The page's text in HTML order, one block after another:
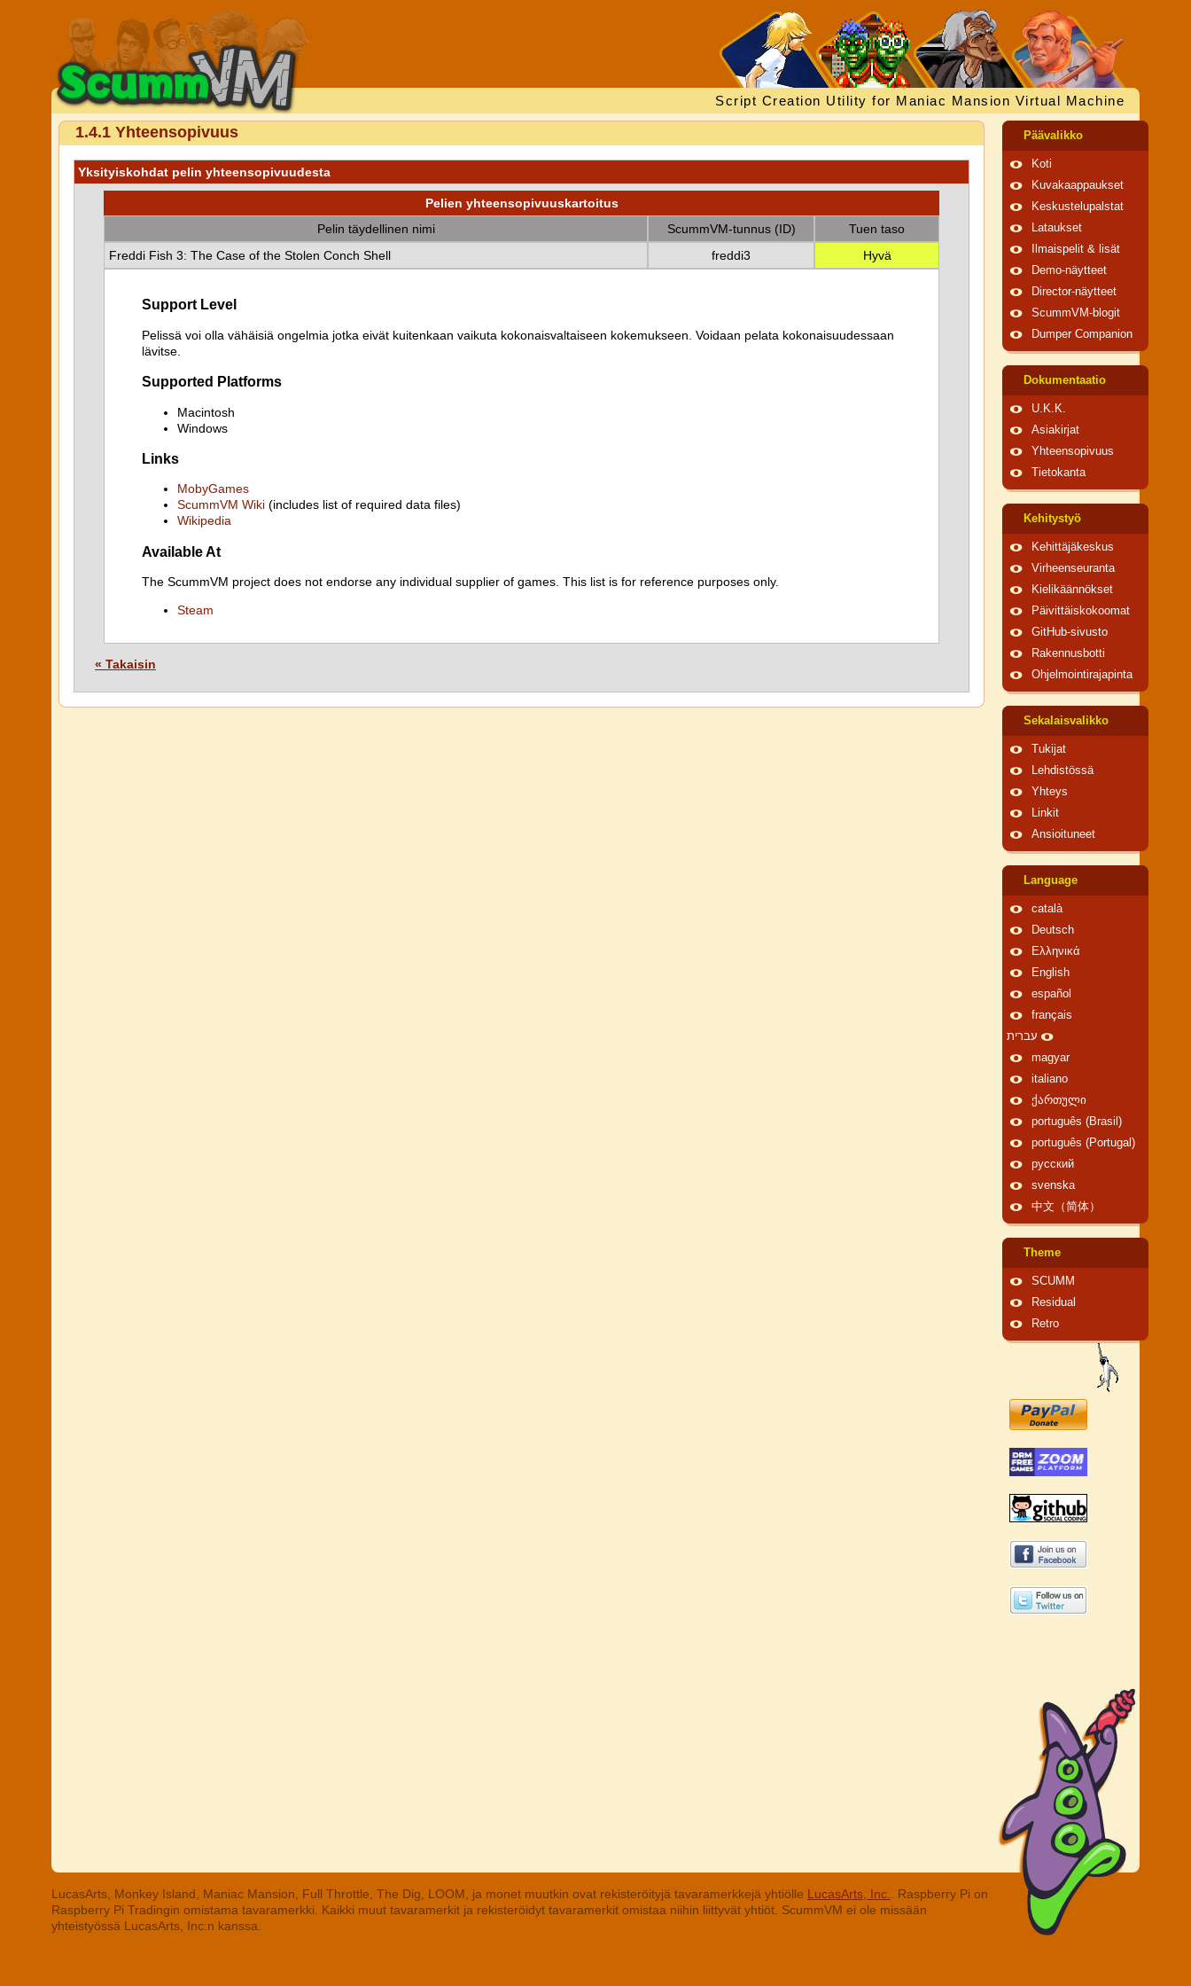
Script Creation Utility for Maniac Mansion Virtual Machine
1.4.1 Yhteensopivuus
Yksityiskohdat pelin yhteensopivuudesta
Pelien yhteensopivuuskartoitus
Pelin täydellinen nimi
ScummVM-tunnus (ID)
Tuen taso
Freddi Fish 3: The Case of the Stolen Conch Shell
freddi3 Hyvä
Support Level
Pelissä voi olla vähäisiä ongelmia jotka eivät kuitenkaan vaikuta kokonaisvaltaiseen kokemukseen. Voidaan pelata kokonaisuudessaan
lävitse.
Supported Platforms
Macintosh
Windows
Links
MobyGames
ScummVM Wiki (includes list of required data files)
Wikipedia
Available At
The ScummVM project does not endorse any individual supplier of games. This list is for reference purposes only.
Steam
« Takaisin
Päävalikko
Koti
Kuvakaappaukset
Keskustelupalstat
Lataukset
Ilmaispelit & lisät
Demo-näytteet
Director-näytteet
ScummVM-blogit
Dumper Companion
Dokumentaatio
U.K.K.
Asiakirjat
Yhteensopivuus
Tietokanta
Kehitystyö
Kehittäjäkeskus
Virheenseuranta
Kielikäännökset
Päivittäiskokoomat
GitHub-sivusto
Rakennusbotti
Ohjelmointirajapinta
Sekalaisvalikko
Tukijat
Lehdistössä
Yhteys
Linkit
Ansioituneet
Language
català
Deutsch
Ελληνικά
English
español
français
עברית
magyar
italiano
ქართული
português (Brasil)
português (Portugal)
русский
svenska
中文（简体）
Theme
SCUMM
Residual
Retro
LucasArts, Monkey Island, Maniac Mansion, Full Throttle, The Dig, LOOM, ja monet muutkin ovat rekisteröityjä tavaramerkkejä yhtiölle LucasArts, Inc.
. Raspberry Pi on
Raspberry Pi Tradingin omistama tavaramerkki. Kaikki muut tavaramerkit ja rekisteröidyt tavaramerkit omistaa niihin liittyvät yhtiöt. ScummVM ei ole missään
yhteistyössä LucasArts, Inc:n kanssa.